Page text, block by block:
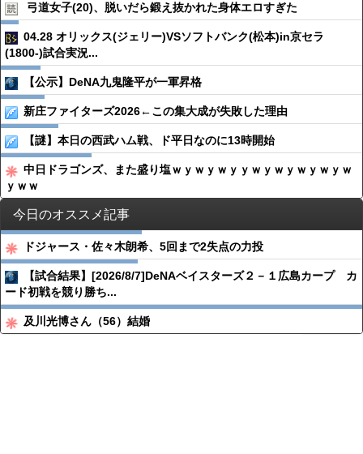
弓道女子(20)、脱いだら鍛え抜かれた身体エロすぎた
04.28 オリックス(ジェリー)VSソフトバンク(松本)in京セラ
(1800-)試合実況...
【公示】DeNA九鬼隆平が一軍昇格
新庄ファイターズ2026←この集大成が失敗した理由
【謎】本日の西武ハム戦、ド平日なのに13時開始
中日ドラゴンズ、また盛り塩ｗｙｗｙｗｙｙｗｙｗｙｗｙｗｙｗ
ｙｗｗ
今日のオススメ記事
ドジャース・佐々木朗希、5回まで2失点の力投
【試合結果】[2026/8/7]DeNAベイスターズ２－１広島カープ カ
ード初戦を競り勝ち...
及川光博さん（56）結婚